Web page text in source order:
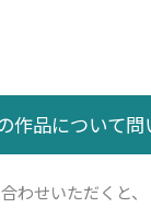
わせいただくと、